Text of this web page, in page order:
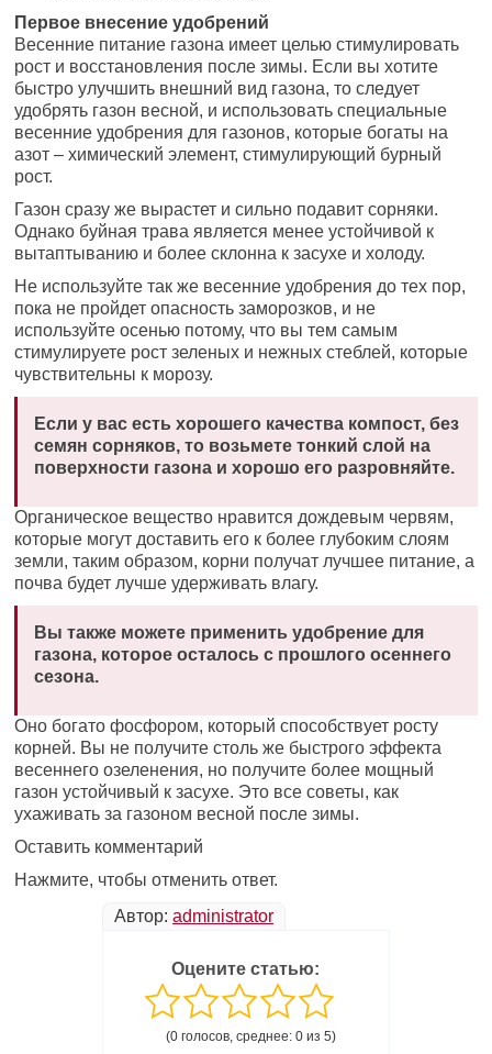
Первое внесение удобрений
Весенние питание газона имеет целью стимулировать
рост и восстановления после зимы. Если вы хотите
быстро улучшить внешний вид газона, то следует
удобрять газон весной, и использовать специальные
весенние удобрения для газонов, которые богаты на
азот – химический элемент, стимулирующий бурный
рост.
Газон сразу же вырастет и сильно подавит сорняки.
Однако буйная трава является менее устойчивой к
вытаптыванию и более склонна к засухе и холоду.
Не используйте так же весенние удобрения до тех пор,
пока не пройдет опасность заморозков, и не
используйте осенью потому, что вы тем самым
стимулируете рост зеленых и нежных стеблей, которые
чувствительны к морозу.
Если у вас есть хорошего качества компост, без
семян сорняков, то возьмете тонкий слой на
поверхности газона и хорошо его разровняйте.
Органическое вещество нравится дождевым червям,
которые могут доставить его к более глубоким слоям
земли, таким образом, корни получат лучшее питание, а
почва будет лучше удерживать влагу.
Вы также можете применить удобрение для
газона, которое осталось с прошлого осеннего
сезона.
Оно богато фосфором, который способствует росту
корней. Вы не получите столь же быстрого эффекта
весеннего озеленения, но получите более мощный
газон устойчивый к засухе. Это все советы, как
ухаживать за газоном весной после зимы.
Оставить комментарий
Нажмите, чтобы отменить ответ.
Автор: administrator
Оцените статью:
(0 голосов, среднее: 0 из 5)